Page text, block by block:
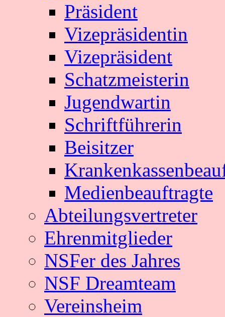
Präsident
Vizepräsidentin
Vizepräsident
Schatzmeisterin
Jugendwartin
Schriftführerin
Beisitzer
Medienbeauftragte
Abteilungsvertreter
Ehrenmitglieder
NSFer des Jahres
NSF Dreamteam
Vereinsheim